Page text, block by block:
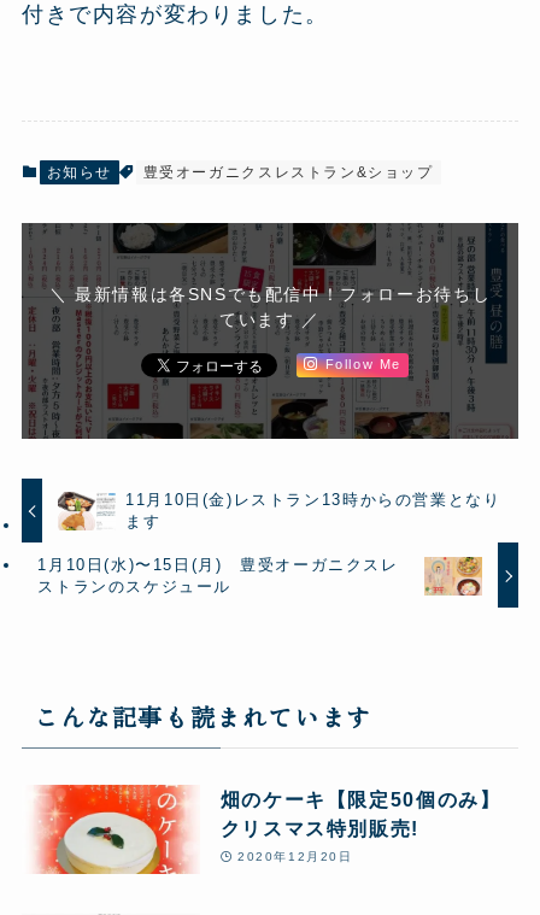
付きで内容が変わりました。
お知らせ 豊受オーガニクスレストラン&ショップ
＼ 最新情報は各SNSでも配信中！フォローお待ちし
ています ／
Follow Me
11月10日(金)レストラン13時からの営業となり
ます
1月10日(水)〜15日(月) 豊受オーガニクスレ
ストランのスケジュール
こんな記事も読まれています
畑のケーキ【限定50個のみ】
クリスマス特別販売!
2020年12月20日